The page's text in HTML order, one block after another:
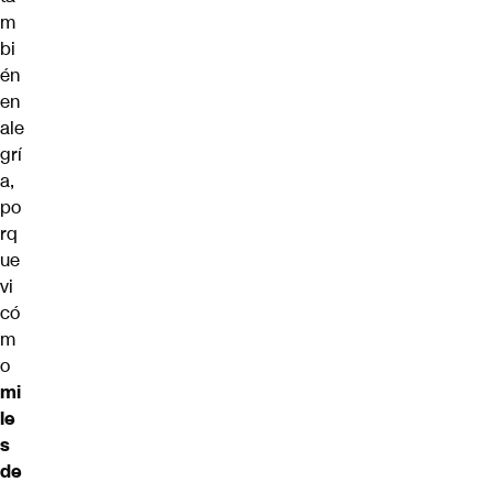
m
bi
én
en
ale
grí
a,
po
rq
ue
vi
có
m
o
mi
le
s
de